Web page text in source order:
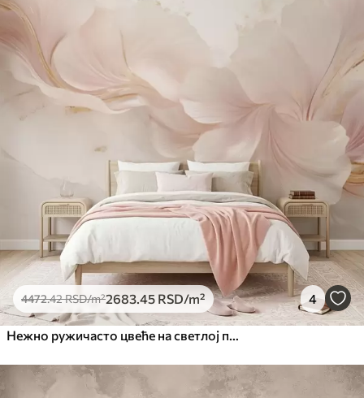
4472.42RSD/m²2683.45 RSD/m² 4
Нежно ружичасто цвеће на светлој позадини